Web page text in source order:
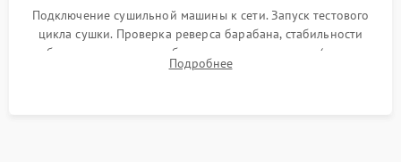
Подключение сушильной машины к сети. Запуск тестового
цикла сушки. Проверка реверса барабана, стабильности
набора температуры, работы дренажного насоса (откачка
конденсата) и отсутствия посторонних скрипов, стуков или
Подробнее